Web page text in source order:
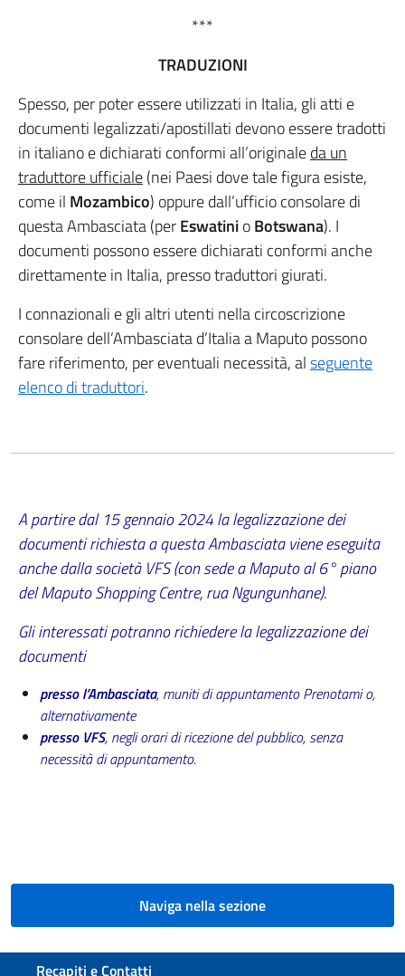
***
TRADUZIONI
Spesso, per poter essere utilizzati in Italia, gli atti e
documenti legalizzati/apostillati devono essere tradotti
in italiano e dichiarati conformi all’originaleda un
traduttore ufficiale(nei Paesi dove tale figura esiste,
come il Mozambico) oppure dall’ufficio consolare di
questa Ambasciata (perEswatinioBotswana). I
documenti possono essere dichiarati conformi anche
direttamente in Italia, presso traduttori giurati.
I connazionali e gli altri utenti nella circoscrizione
consolare dell’Ambasciata d’Italia a Maputo possono
fare riferimento, per eventuali necessità, alseguente
elenco di traduttori.
A partire dal 15 gennaio 2024 la legalizzazione dei
documenti richiesta a questa Ambasciata viene eseguita
anche dalla società VFS (con sede a Maputo al 6° piano
del Maputo Shopping Centre, rua Ngungunhane).
Gli interessati potranno richiedere la legalizzazione dei
documenti
presso l’Ambasciata, muniti di appuntamento Prenotami o,
alternativamente
presso VFS, negli orari di ricezione del pubblico, senza
necessità di appuntamento.
Naviga nella sezione
Recapiti e Contatti